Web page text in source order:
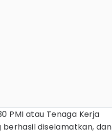
PMI atau Tenaga Kerja
berhasil diselamatkan, dan